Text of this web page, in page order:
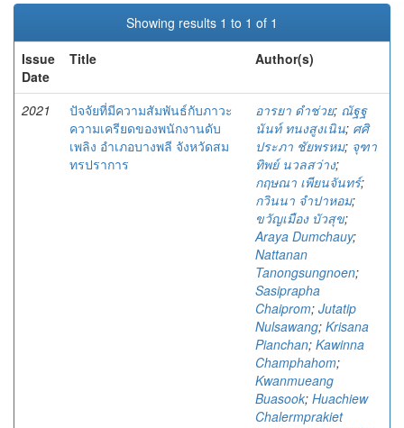
Showing results 1 to 1 of 1
Issue
Date
Title Author(s)
2021
ปัจจัยที่มีความสัมพันธ์กับภาวะ
ความเครียดของพนักงานดับ
เพลิง อำเภอบางพลี จังหวัดสม
ทรปราการ
อารยา ดำช่วย; ณัฐฐ
นันท์ ทนงสูงเนิน; ศศิ
ประภา ชัยพรหม; จุฑา
ทิพย์ นวลสว่าง;
กฤษณา เพียนจันทร์;
กวินนา จำปาหอม;
ขวัญเมือง บัวสุข;
Araya Dumchauy;
Nattanan
Tanongsungnoen;
Sasiprapha
Chaiprom; Jutatip
Nulsawang; Krisana
Pianchan; Kawinna
Champhahom;
Kwanmueang
Buasook; Huachiew
Chalermprakiet